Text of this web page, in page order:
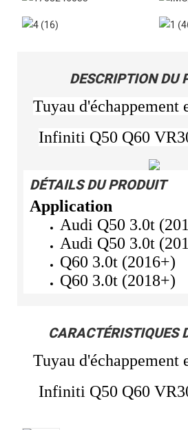
DESCRIPTION DU
Tuyau d'échappement
Infiniti Q50 Q60
DÉTAILS DU PRODUIT
Application
Audi Q50 3.0t
Audi Q50 3.0t
Q60 3.0t (2016+)
Q60 3.0t (2018+)
CARACTÉRISTIQUES
Tuyau d'échappement
Infiniti Q50 Q60